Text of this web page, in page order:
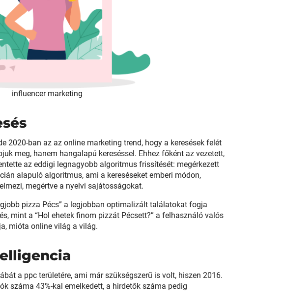
influencer marketing
2020-ban az az online marketing trend, hogy a keresések felét
meg, hanem hangalapú kereséssel. Ehhez főként az vezetett,
az eddigi legnagyobb algoritmus frissítését: megérkezett
alapuló algoritmus, ami a kereséseket emberi módon,
megértve a nyelvi sajátosságokat.
pizza Pécs” a legjobban optimalizált találatokat fogja
mint a “Hol ehetek finom pizzát Pécsett?” a felhasználó valós
mióta online világ a világ.
a ppc területére, ami már szükségszerű is volt, hiszen 2016.
száma 43%-kal emelkedett, a hirdetők száma pedig